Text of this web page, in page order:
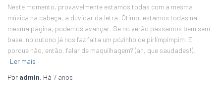
Neste momento, provavelmente estamos todas com a mesma
música na cabeça, a duvidar da letra. Ótimo, estamos todas na
mesma página, podemos avançar. Se no verão passamos bem sem
base, no outono já nos faz falta um pózinho de pirlimpimpim. E
porque não, então, falar de maquilhagem? (ah, que saudades!).
Ler mais
Por admin, Há 7 anos